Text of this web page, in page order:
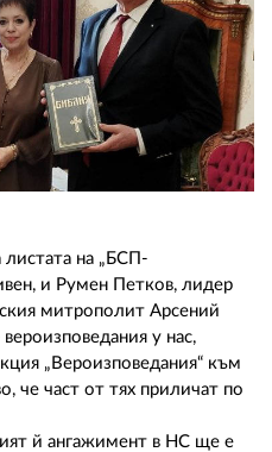
на „БСП-
и Румен Петков, лидер
митрополит Арсений
у нас,
„Вероизповедания“ към
че част от тях приличат по
й ангажимент в НС ще е
ЗА ПОЛЗВАНЕ
ЗА БИСКВИТКИТЕ
ЗА
02 975 20 35